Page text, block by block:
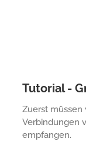
Tutorial -
Zuerst müssen
Verbindungen
empfangen.